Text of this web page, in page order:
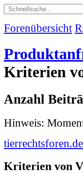
Forenübersicht
Kriterien
Anzahl
Hinweis:
Kriterien von